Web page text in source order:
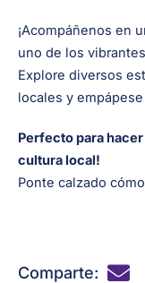
¡Acompáñenos en
uno de los
Explore diversos
locales y
Perfecto para
cultura local!
Ponte calzado
Comparte: